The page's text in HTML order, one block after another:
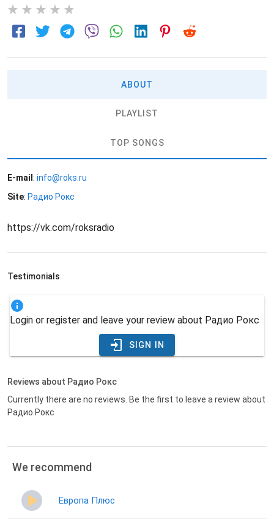
ABOUT
PLAYLIST
TOP SONGS
E-mail : info@roks.ru
Site: Радио Рокс
https://vk.com/roksradio
Testimonials
Login or register and leave your review about Радио Рокс
SIGN IN
Reviews about Радио Рокс
Currently there are no reviews. Be the first to leave a review about
Радио Рокс
We recommend
Европа Плюс